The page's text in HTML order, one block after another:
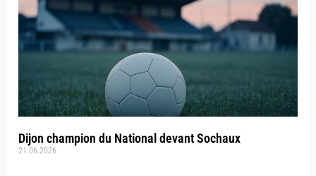
Dijon champion du National devant Sochaux
21.06.2026